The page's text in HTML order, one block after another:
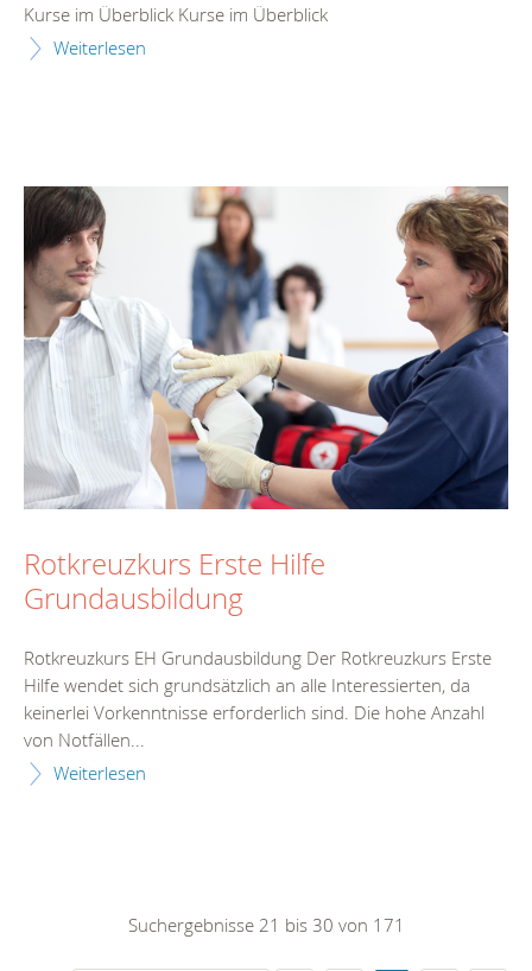
Kurse im Überblick Kurse im Überblick
Weiterlesen
Rotkreuzkurs Erste Hilfe
Grundausbildung
Rotkreuzkurs EH Grundausbildung Der Rotkreuzkurs Erste
Hilfe wendet sich grundsätzlich an alle Interessierten, da
keinerlei Vorkenntnisse erforderlich sind. Die hohe Anzahl
von Notfällen...
Weiterlesen
Suchergebnisse 21 bis 30 von 171